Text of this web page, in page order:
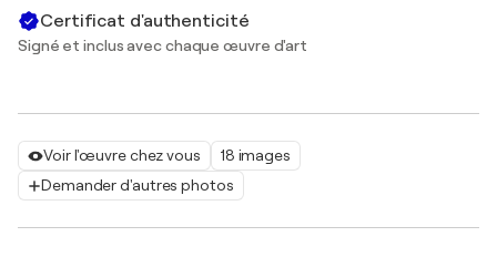
Voir l'œuvre chez vous
18 images
Demander d'autres photos
Certificat d'authenticité
Signé et inclus avec chaque œuvre d'art